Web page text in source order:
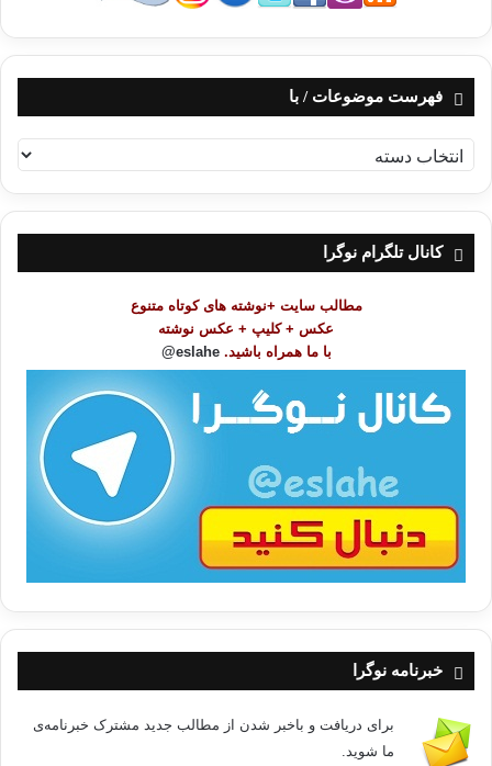
فهرست موضوعات / با
ه
ر
کانال تلگرام نوگرا
مطالب سایت +نوشته های کوتاه متنوع
عکس + کلیپ + عکس نوشته
با ما همراه باشید. eslahe@
خبرنامه نوگرا
برای دریافت و باخبر شدن از مطالب جدید مشترک خبرنامه‌ی
ما شوید.